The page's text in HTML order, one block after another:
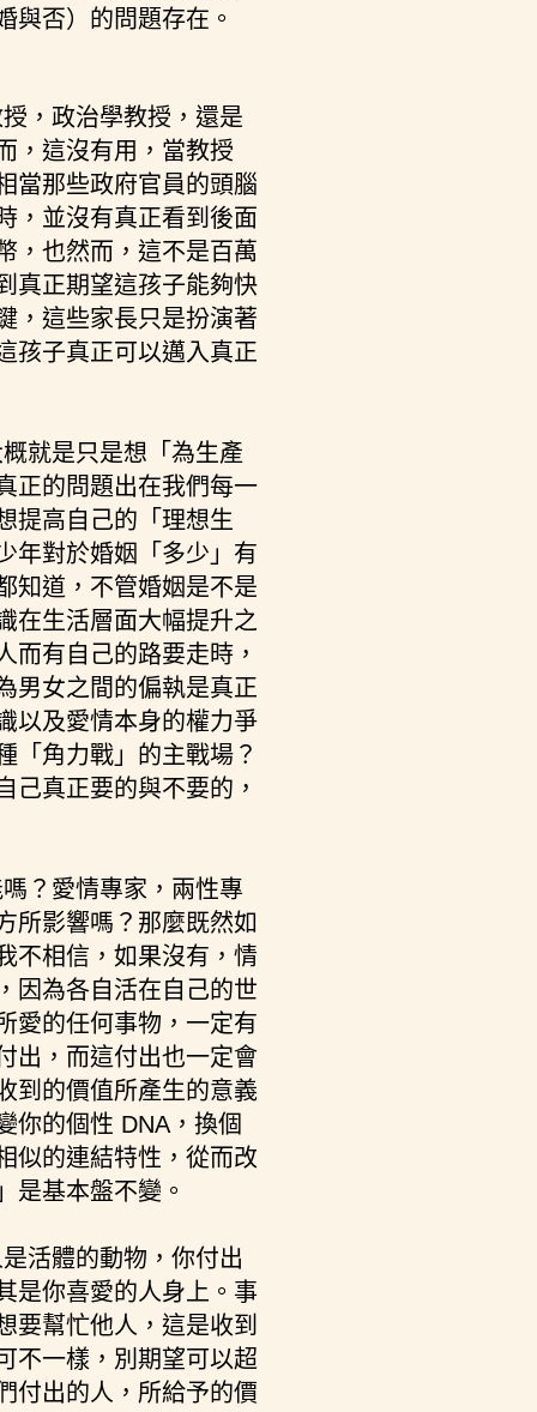
與否）的問題存在。
，政治學教授，還是
，這沒有用，當教授
當那些政府官員的頭腦
，並沒有真正看到後面
，也然而，這不是百萬
真正期望這孩子能夠快
，這些家長只是扮演著
孩子真正可以邁入真正
就是只是想「為生產
正的問題出在我們每一
提高自己的「理想生
年對於婚姻「多少」有
知道，不管婚姻是不是
在生活層面大幅提升之
而有自己的路要走時，
男女之間的偏執是真正
以及愛情本身的權力爭
「角力戰」的主戰場？
己真正要的與不要的，
？愛情專家，兩性專
所影響嗎？那麼既然如
不相信，如果沒有，情
因為各自活在自己的世
愛的任何事物，一定有
出，而這付出也一定會
到的價值所產生的意義
你的個性 DNA，換個
似的連結特性，從而改
是基本盤不變。
活體的動物，你付出
是你喜愛的人身上。事
要幫忙他人，這是收到
不一樣，別期望可以超
付出的人，所給予的價